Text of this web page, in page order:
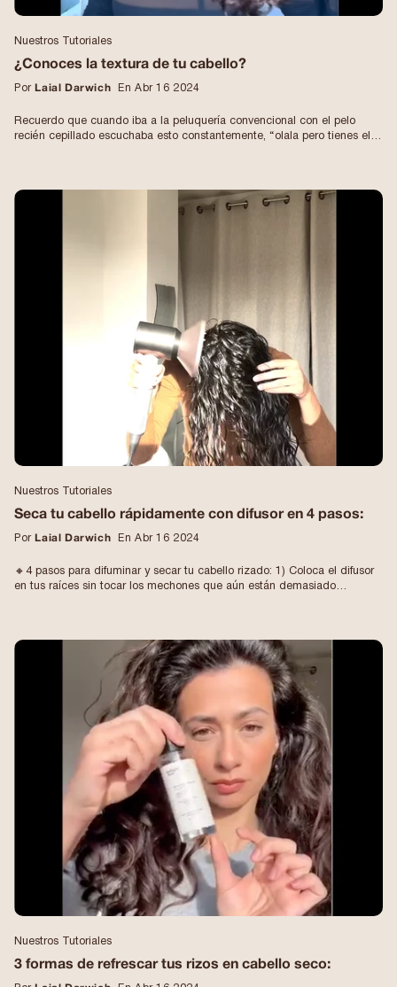
Nuestros Tutoriales
¿Conoces la textura de tu cabello?
Por Laial Darwich En Abr 16 2024
Recuerdo que cuando iba a la peluquería convencional con el pelo
recién cepillado escuchaba esto constantemente, “olala pero tienes el
rutina del curly… 😅 Sin embargo, simplemente los corto, nunca uso
calor, no se decoloran y los trato muy regularmente... así que no, no se
romperlos con el alisado, sígueme para aprender a resaltarlos de forma
natural con una rutina que los embellezca todos los días 🌹
#cabellopositivo #rutinadecabellorizado #rutinacabellorizado
#cabellonatural #cabellorizado
Nuestros Tutoriales
Seca tu cabello rápidamente con difusor en 4 pasos:
Por Laial Darwich En Abr 16 2024
🔸4 pasos para difuminar y secar tu cabello rizado: 1) Coloca el difusor
en tus raíces sin tocar los mechones que aún están demasiado
efecto cartón. 3) Difusor Hammock para empezar a acentuar el efecto
rebote de tus rizos 4) Pixie difunde para terminar de secarse ahora que
los rizos ya no están muy húmedos y por tanto menos sensibles al
contacto y a los gestos un poco más intensos del difusor. Utilizo un
Dyson supersónico a temperatura media y baja potencia. 🔸Consejos
para un secado rápido: Difuminar tu cabello no debería tomar más de 5
a 10 minutos. Para ahorrar el mayor tiempo posible: 1) utiliza productos
de peinado ligeros como la gama @aiacurls , especialmente si tienes
porosidad baja. 2) ¡No es necesario secar con aire frío! A menos que
quieras pasar 40 minutos allí :) ¡el aire medio o tibio no dañará tu
cabello y acelerará el proceso! 3) elimine el exceso de agua y productos
frotando su cabello con una toalla de microfibra (o algodón) antes de
difundirlo, de lo contrario, ¡puede tardar mucho tiempo!
#difundiendorizos #puntasrizadas #cabelloondulado #cabellorizado
#secador de pelo
Nuestros Tutoriales
3 formas de refrescar tus rizos en cabello seco: